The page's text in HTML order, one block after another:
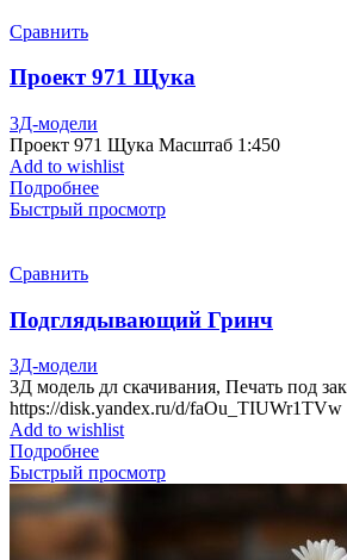
Сравнить
Проект 971 Щука
3Д-модели
Проект 971 Щука Масштаб 1:450
Add to wishlist
Подробнее
Быстрый просмотр
Сравнить
Подглядывающий Гринч
3Д-модели
3Д модель дл скачивания, Печать под
https://disk.yandex.ru/d/faOu_TIUWr1TVw
Add to wishlist
Подробнее
Быстрый просмотр